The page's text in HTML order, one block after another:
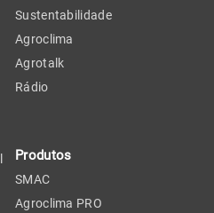
Sustentabilidade
Agroclima
Agrotalk
Rádio
Produtos
SMAC
Agroclima PRO